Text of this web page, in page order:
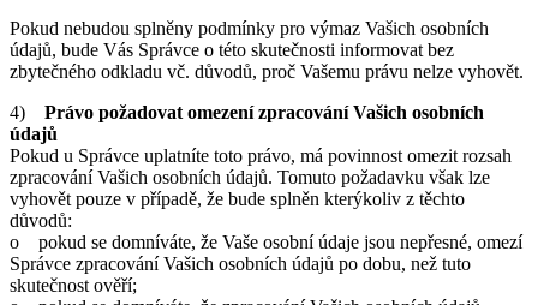
Pokud nebudou splněny podmínky pro výmaz Vašich osobních
údajů, bude Vás Správce o této skutečnosti informovat bez
zbytečného odkladu vč. důvodů, proč Vašemu právu nelze vyhovět.
4) Právo požadovat omezení zpracování Vašich osobních
údajů
Pokud u Správce uplatníte toto právo, má povinnost omezit rozsah
zpracování Vašich osobních údajů. Tomuto požadavku však lze
vyhovět pouze v případě, že bude splněn kterýkoliv z těchto
důvodů:
o pokud se domníváte, že Vaše osobní údaje jsou nepřesné, omezí
Správce zpracování Vašich osobních údajů po dobu, než tuto
skutečnost ověří;